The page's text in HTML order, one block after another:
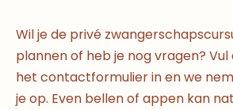
Wil je de privé
plannen of heb je nog vragen?
het contactformulier in en we
je op. Even bellen of appen kan